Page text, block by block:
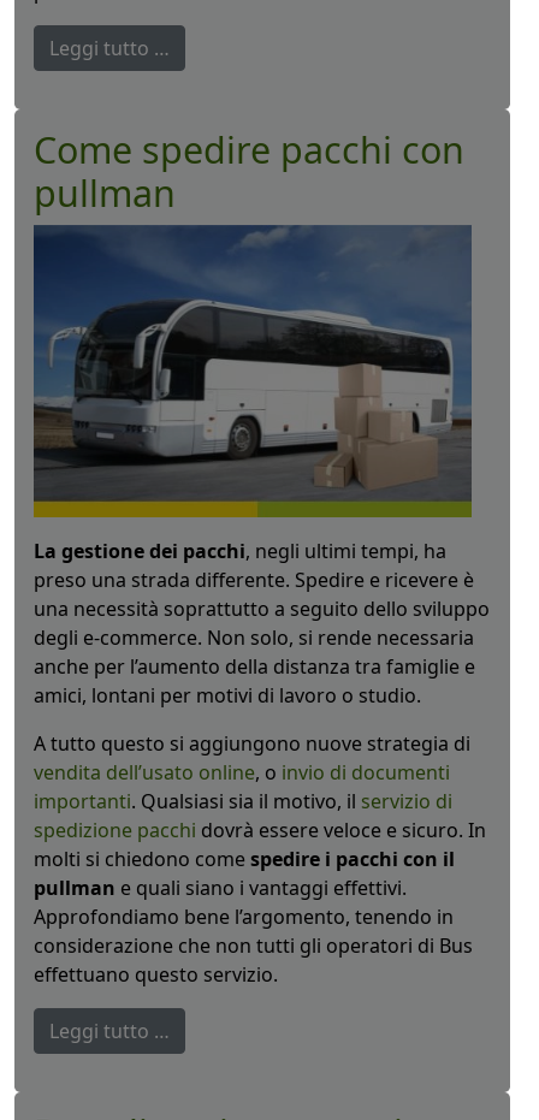
Leggi tutto …
Come spedire pacchi con
pullman
La gestione dei pacchi, negli ultimi tempi, ha
preso una strada differente. Spedire e ricevere è
una necessità soprattutto a seguito dello sviluppo
degli e-commerce. Non solo, si rende necessaria
anche per l’aumento della distanza tra famiglie e
amici, lontani per motivi di lavoro o studio.
A tutto questo si aggiungono nuove strategia di
vendita dell’usato online, o invio di documenti
importanti. Qualsiasi sia il motivo, il servizio di
spedizione pacchi dovrà essere veloce e sicuro. In
molti si chiedono comespedire i pacchi con il
pullman e quali siano i vantaggi effettivi.
Approfondiamo bene l’argomento, tenendo in
considerazione che non tutti gli operatori di Bus
effettuano questo servizio.
Leggi tutto …